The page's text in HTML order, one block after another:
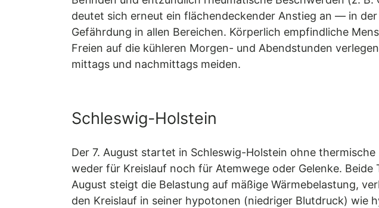
deutet sich erneut ein flächendeckender Anstieg an — in
Gefährdung in allen Bereichen. Körperlich empfindliche
Freien auf die kühleren Morgen- und Abendstunden
mittags und nachmittags meiden.
Schleswig-Holstein
Der 7. August startet in Schleswig-Holstein ohne
weder für Kreislauf noch für Atemwege oder Gelenke.
August steigt die Belastung auf mäßige Wärmebelastung,
den Kreislauf in seiner hypotonen (niedriger Blutdruck)